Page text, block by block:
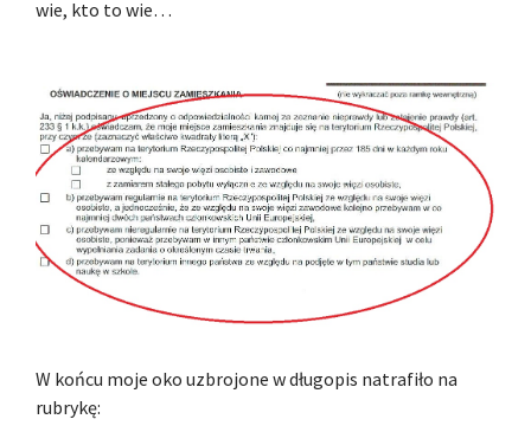
wie, kto to wie…
W końcu moje oko uzbrojone w długopis natrafiło na
rubrykę: